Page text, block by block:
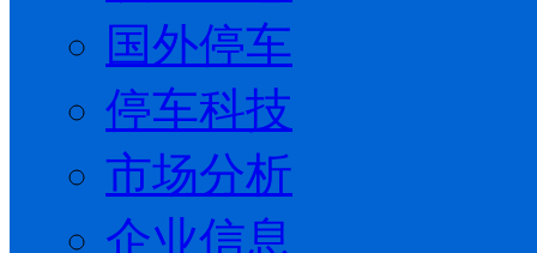
国外停车
停车科技
市场分析
企业信息